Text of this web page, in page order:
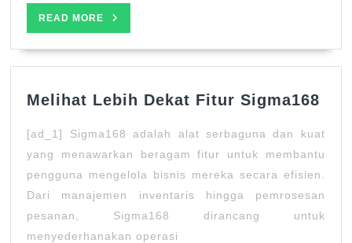
READ MORE
MORE
Melihat Lebih Dekat Fitur Sigma168
[ad_1] Sigma168 adalah alat serbaguna dan kuat
yang menawarkan beragam fitur untuk membantu
pengguna mengelola bisnis mereka secara efisien.
Dari manajemen inventaris hingga pemrosesan
pesanan, Sigma168 dirancang untuk
menyederhanakan operasi